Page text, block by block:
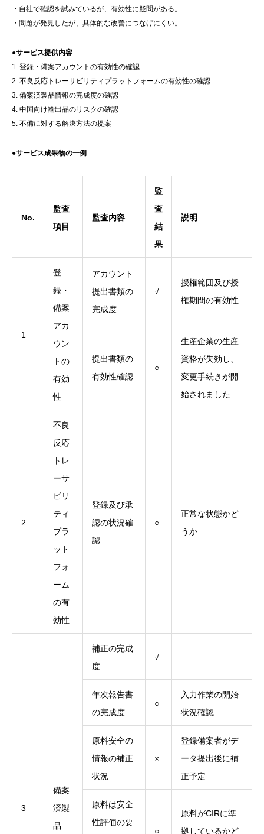
・自社で確認を試みているが、有効性に疑問がある。
・問題が発見したが、具体的な改善につなげにくい。
●サービス提供内容
1. 登録・備案アカウントの有効性の確認
2. 不良反応トレーサビリティプラットフォームの有効性の確認
3. 備案済製品情報の完成度の確認
4. 中国向け輸出品のリスクの確認
5. 不備に対する解決方法の提案
●サービス成果物の一例
No.
監査
項目
監査内容
監
査
結
果
説明
1
登
録・
備案
アカ
ウン
トの
有効
性
アカウント
提出書類の
完成度
√
授権範囲及び授
権期間の有効性
提出書類の
有効性確認
○
生産企業の生産
資格が失効し、
変更手続きが開
始されました
2
不良
反応
トレ
ーサ
ビリ
ティ
プラ
ット
フォ
ーム
の有
効性
登録及び承
認の状況確
認
○
正常な状態かど
うか
3
備案
済製
品
補正の完成
度
√ –
年次報告書
の完成度
○
入力作業の開始
状況確認
原料安全の
情報の補正
状況
×
登録備案者がデ
ータ提出後に補
正予定
原料は安全
性評価の要
○
原料がCIRに準
拠しているかど